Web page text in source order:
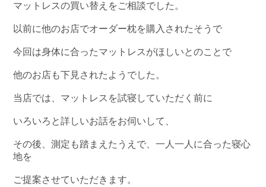
マットレスの買い替えをご相談でした。
以前に他のお店でオーダー枕を購入されたそうで
今回は身体に合ったマットレスがほしいとのことで
他のお店も下見されたようでした。
当店では、マットレスを試寝していただく前に
いろいろと詳しいお話をお伺いして、
その後、測定も踏まえたうえで、一人一人に合った寝心
地を
ご提案させていただきます。